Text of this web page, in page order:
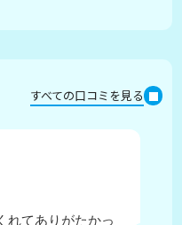
すべての口コミを見る
れてありがたかっ